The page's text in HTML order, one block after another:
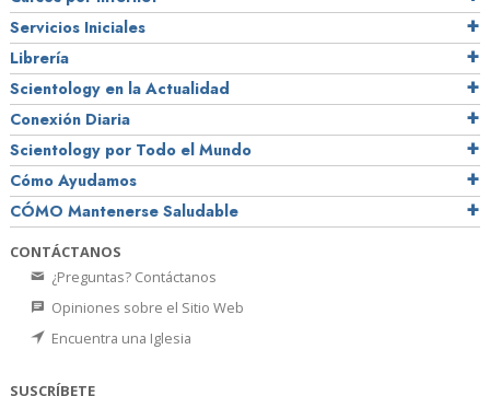
Servicios Iniciales
Librería
Scientology en la Actualidad
Conexión Diaria
Scientology por Todo el Mundo
Cómo Ayudamos
CÓMO Mantenerse Saludable
CONTÁCTANOS
¿Preguntas? Contáctanos
Opiniones sobre el Sitio Web
Encuentra una Iglesia
SUSCRÍBETE